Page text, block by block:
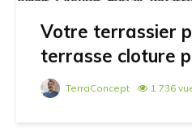
Votre terrassier
terrasse cloture
TerraConcept 1 736